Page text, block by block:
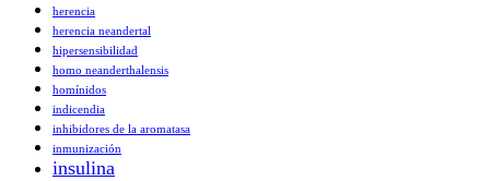
herencia
herencia neandertal
hipersensibilidad
homo neanderthalensis
homínidos
indicendia
inhibidores de la aromatasa
inmunización
insulina